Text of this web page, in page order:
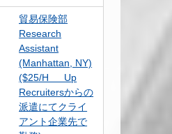
貿易保険部
Research
Assistant
(Manhattan, NY)
($25/H Up
Recruitersからの
派遣にてクライ
アント企業先で